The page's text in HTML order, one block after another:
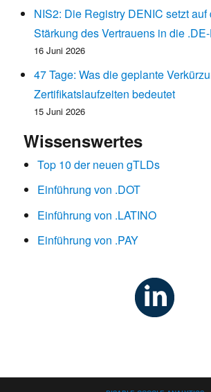
NIS2: Die Registry DENIC setzt auf
Stärkung des Vertrauens in die
16 Juni 2026
47 Tage: Was die geplante
Zertifikatslaufzeiten bedeutet
15 Juni 2026
Wissenswertes
Top 10 der neuen gTLDs
Einführung von .DOT
Einführung von .LATINO
Einführung von .PAY